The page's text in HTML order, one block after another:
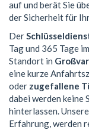
auf und berät Sie
der Sicherheit für
Der
Tag und 365 Tage
Standort in
eine kurze
oder zugefallene
dabei werden keine
hinterlassen.
Erfahrung, werden